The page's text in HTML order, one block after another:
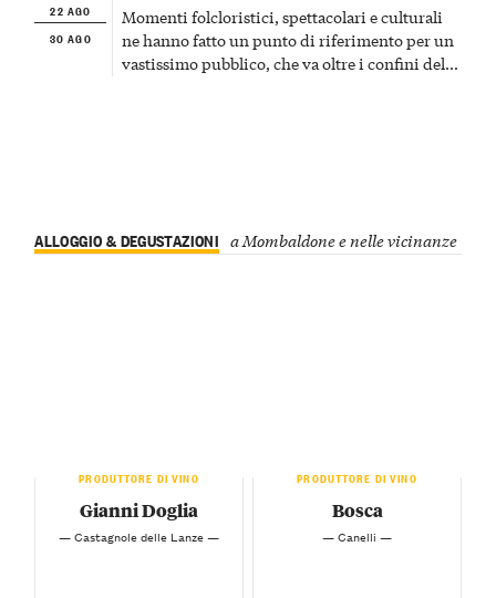
22 AGO
30 AGO
Momenti folcloristici, spettacolari e culturali
ne hanno fatto un punto di riferimento per un
vastissimo pubblico, che va oltre i confini del
ALLOGGIO & DEGUSTAZIONI a Mombaldone e nelle vicinanze
PRODUTTORE DI VINO
Gianni Doglia
— Castagnole delle Lanze —
PRODUTTORE DI VINO
Bosca
— Canelli —